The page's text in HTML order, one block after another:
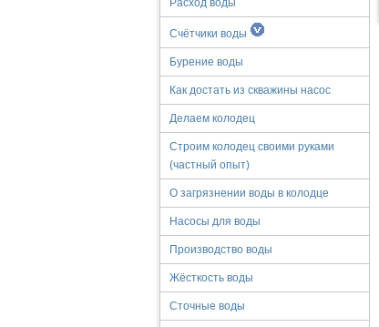
Расход воды
Счётчики воды
Бурение воды
Как достать из скважины насос
Делаем колодец
Строим колодец своими руками
(частный опыт)
О загрязнении воды в колодце
Насосы для воды
Производство воды
Жёсткость воды
Сточные воды